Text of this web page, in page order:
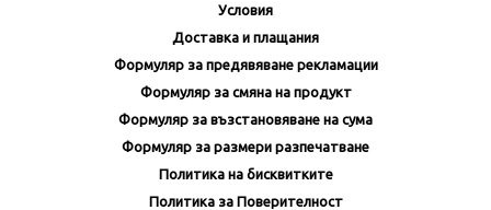
Условия
Доставка и плащания
Формуляр за предявяване рекламации
Формуляр за смяна на продукт
Формуляр за възстановяване на сума
Формуляр за размери разпечатване
Политика на бисквитките
Политика за Поверителност